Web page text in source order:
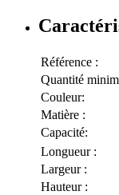
Référence :
Quantité
Couleur:
Matière :
Capacité:
Longueur :
Largeur :
Hauteur :